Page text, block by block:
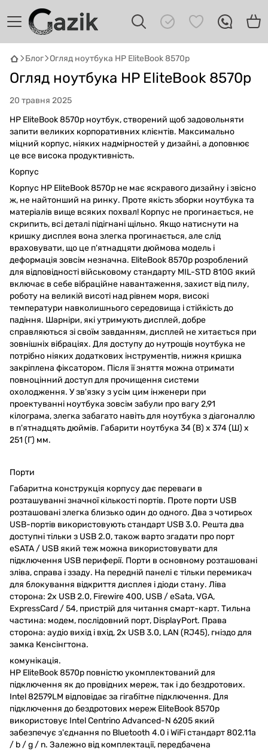
Блог Огляд ноутбука HP EliteBook 8570p
Огляд ноутбука HP EliteBook 8570p
20 травня 2025
HP EliteBook 8570p ноутбук, створений щоб задовольняти
запити великих корпоративних клієнтів. Максимально
міцний корпус, ніяких надмірностей у дизайні, а доповнює
це все висока продуктивність.
Корпус
Корпус HP EliteBook 8570p не має яскравого дизайну і звісно
ж, не найтонший на ринку. Проте якість зборки ноутбука та
матеріалів вище всяких похвал! Корпус не прогинається, не
скрипить, всі деталі підігнані щільно. Якщо натиснути на
кришку дисплея вона злегка прогинається, але слід
враховувати, що це п'ятнадцяти дюймова модель і
деформація зовсім незначна. EliteBook 8570p розроблений
для відповідності військовому стандарту MIL-STD 810G який
включає в себе вібраційне навантаження, захист від пилу,
роботу на великій висоті над рівнем моря, високі
температури навколишнього середовища і стійкість до
падіння. Шарніри, які утримують дисплей, добре
справляються зі своїм завданням, дисплей не хитається при
зовнішніх вібраціях. Для доступу до нутрощів ноутбука не
потрібно ніяких додаткових інструментів, нижня кришка
закріплена фіксатором. Після її зняття можна отримати
повноцінний доступ для прочищення системи
охолодження. У зв'язку з усім цим інженери при
проектуванні ноутбука зовсім забули про вагу 2,91
кілограма, злегка забагато навіть для ноутбука з діагоналлю
в п'ятнадцять дюймів. Габарити ноутбука 34 (В) x 374 (Ш) x
251 (Г) мм.
Порти
Габаритна конструкція корпусу дає переваги в
розташуванні значної кількості портів. Проте порти USB
розташовані злегка близько один до одного. Два з чотирьох
USB-портів використовують стандарт USB 3.0. Решта два
доступні тільки з USB 2.0, також варто згадати про порт
eSATA / USB який теж можна використовувати для
підключення USB периферії. Порти в основному розташовані
зліва, справа і ззаду. На передній панелі є тільки перемикач
для блокування відкриття дисплея і діоди стану. Ліва
сторона: 2x USB 2.0, Firewire 400, USB / eSata, VGA,
ExpressCard / 54, пристрій для читання смарт-карт. Тильна
частина: модем, послідовний порт, DisplayPort. Права
сторона: аудіо вихід і вхід, 2x USB 3.0, LAN (RJ45), гніздо для
замка Кенсінгтона.
комунікація.
HP EliteBook 8570p повністю укомплектований для
підключення як до провідних мереж, так і до бездротових.
Intel 82579LM відповідає за гігабітне підключення. Для
підключення до бездротових мереж EliteBook 8570p
використовує Intel Centrino Advanced-N 6205 який
забезпечує з'єднання по Bluetooth 4.0 і WiFi стандарт 802.11a
/ b / g / n. Залежно від комплектації, передбачена
Онлайн · пошук техніки
підібрати вживану комп'ютерну техніку.
Що шукаєш?